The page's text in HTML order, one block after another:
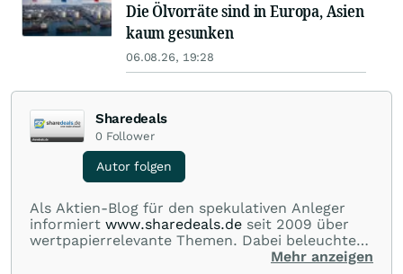
Die Ölvorräte sind in Europa, Asien
kaum gesunken
06.08.26, 19:28
Sharedeals
0 Follower
Autor folgen
Als Aktien-Blog für den spekulativen Anleger
informiert www.sharedeals.de seit 2009 über
wertpapierrelevante Themen. Dabei beleuchtet
sharedeals.de insbesondere aktuelleMehr anzeigen